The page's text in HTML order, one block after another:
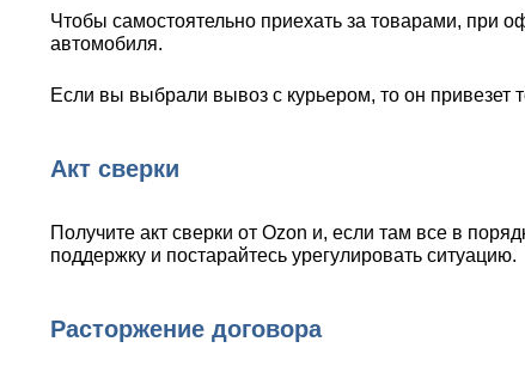
Чтобы самостоятельно приехать за товарами, при
автомобиля.
Если вы выбрали вывоз с курьером, то он привезет
Акт сверки
Получите акт сверки от Ozon и, если там все в
поддержку и постарайтесь урегулировать ситуацию.
Расторжение договора